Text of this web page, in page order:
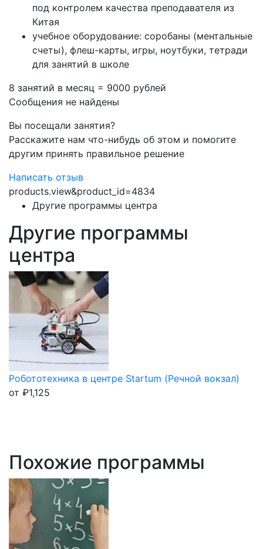
под контролем качества преподавателя из
Китая
учебное оборудование: соробаны (ментальные
счеты), флеш-карты, игры, ноутбуки, тетради
для занятий в школе
8 занятий в месяц = 9000 рублей
Сообщения не найдены
Вы посещали занятия?
Расскажите нам что-нибудь об этом и помогите
другим принять правильное решение
Написать отзыв
products.view&product_id=4834
Другие программы центра
Другие программы
центра
Робототехника в центре Startum (Речной вокзал)
от ₽1,125
Похожие программы